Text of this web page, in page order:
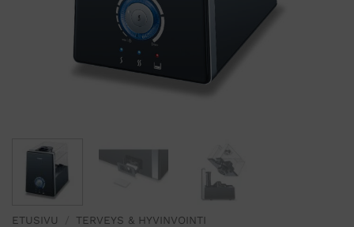
ETUSIVU TERVEYS & HYVINVOINTI